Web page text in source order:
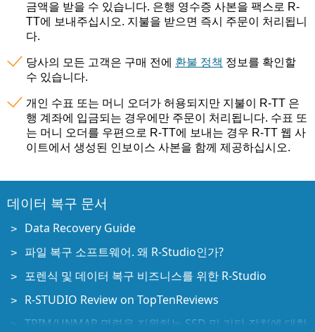
금액을 받을 수 있습니다. 은행 영수증 사본을 팩스로 R-
TT에 보내주십시오. 지불을 받으면 즉시 주문이 처리됩니
다.
당사의 모든 고객은 구매 전에 환불 정책 정보를 확인할
수 있습니다.
개인 수표 또는 머니 오더가 허용되지만 지불이 R-TT 은
행 계좌에 입금되는 경우에만 주문이 처리됩니다. 수표 또
는 머니 오더를 우편으로 R-TT에 보내는 경우 R-TT 웹 사
이트에서 생성된 인보이스 사본을 함께 제공하십시오.
데이터 복구 문서
Data Recovery Guide
파일 복구 소프트웨어. 왜 R-Studio인가?
포렌식 및 데이터 복구 비즈니스를 위한 R-Studio
R-STUDIO Review on TopTenReviews
TRIM/UNMAP 명령을 지원하는 SSD 및 기타 장치에 대한